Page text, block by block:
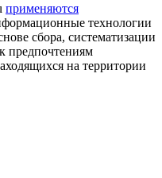
применяются
технологии
сбора, систематизации
предпочтениям
на территории